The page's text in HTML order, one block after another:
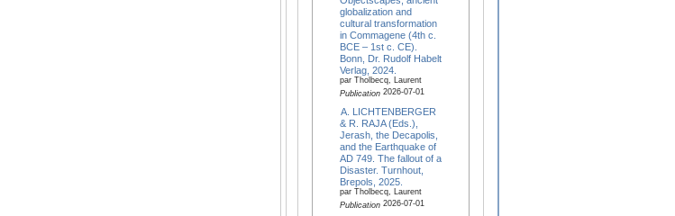
globalization and
cultural transformation
in Commagene (4th c.
BCE – 1st c. CE).
Bonn, Dr. Rudolf Habelt
Verlag, 2024.
par Tholbecq, Laurent
Publication2026-07-01
A. LICHTENBERGER
& R. RAJA (Eds.),
Jerash, the Decapolis,
and the Earthquake of
AD 749. The fallout of a
Disaster. Turnhout,
Brepols, 2025.
par Tholbecq, Laurent
Publication2026-07-01